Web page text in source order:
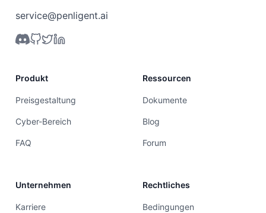
service@penligent.ai
Produkt
Preisgestaltung
Cyber-Bereich
FAQ
Ressourcen
Dokumente
Blog
Forum
Unternehmen
Karriere
Rechtliches
Bedingungen